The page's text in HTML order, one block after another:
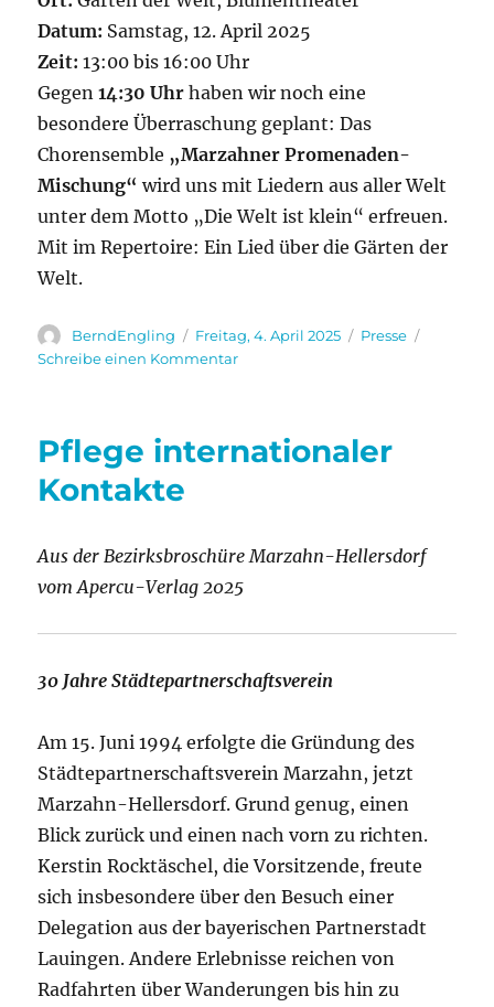
Datum: Samstag, 12. April 2025
Zeit: 13:00 bis 16:00 Uhr
Gegen14:30 Uhr haben wir noch eine
besondere Überraschung geplant: Das
Chorensemble „Marzahner Promenaden-
Mischung“ wird uns mit Liedern aus aller Welt
unter dem Motto „Die Welt ist klein“ erfreuen.
Mit im Repertoire: Ein Lied über die Gärten der
Welt.
Autor
BerndEngling
Veröffentlicht
am
Freitag, 4. April 2025 Kategorien
Presse
Schreibe einen Kommentarzu
Ostereierbaum
Pflege internationaler
Kontakte
Aus der Bezirksbroschüre Marzahn-Hellersdorf
vom Apercu-Verlag 2025
30 Jahre Städtepartnerschaftsverein
Am 15. Juni 1994 erfolgte die Gründung des
Städtepartnerschaftsverein Marzahn, jetzt
Marzahn-Hellersdorf. Grund genug, einen
Blick zurück und einen nach vorn zu richten.
Kerstin Rocktäschel, die Vorsitzende, freute
sich insbesondere über den Besuch einer
Delegation aus der bayerischen Partnerstadt
Lauingen. Andere Erlebnisse reichen von
Radfahrten über Wanderungen bis hin zu